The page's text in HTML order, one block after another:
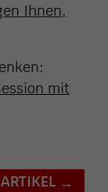
Ihnen,
mit
→